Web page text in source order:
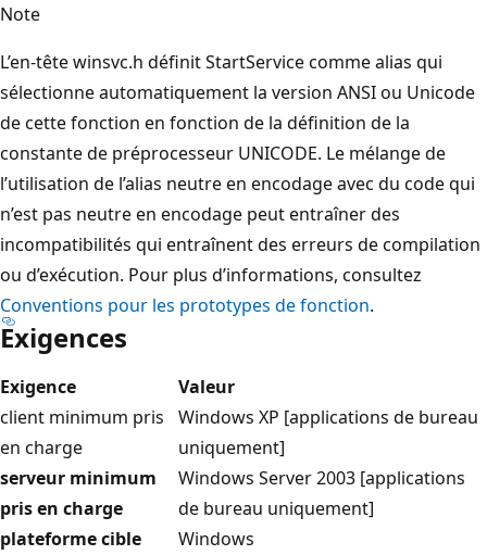
Note
L’en-tête winsvc.h définit StartService comme alias qui
sélectionne automatiquement la version ANSI ou Unicode
de cette fonction en fonction de la définition de la
constante de préprocesseur UNICODE. Le mélange de
l’utilisation de l’alias neutre en encodage avec du code qui
n’est pas neutre en encodage peut entraîner des
incompatibilités qui entraînent des erreurs de compilation
ou d’exécution. Pour plus d’informations, consultez
Conventions pour les prototypes de fonction.
Exigences
Exigence
Valeur
client minimum pris
en charge
Windows XP [applications de bureau
uniquement]
serveur minimum
pris en charge
Windows Server 2003 [applications
de bureau uniquement]
plateforme cible
Windows